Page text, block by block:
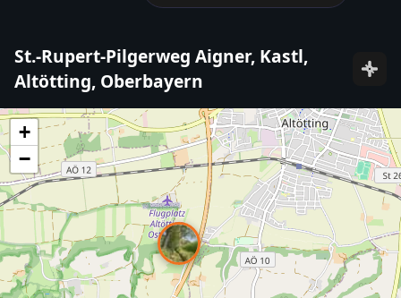
St.-Rupert-Pilgerweg Aigner, Kastl,
Altötting, Oberbayern
+
−